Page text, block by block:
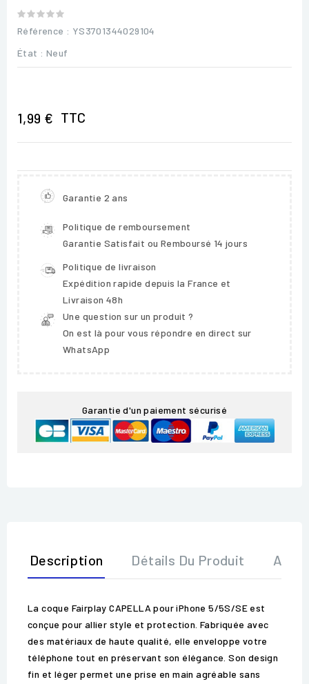
Référence : YS3701344029104
État : Neuf
1,99 € TTC
Garantie 2 ans
Politique de remboursement
Garantie Satisfait ou Remboursé 14 jours
Politique de livraison
Expédition rapide depuis la France et
Livraison 48h
Une question sur un produit ?
On est là pour vous répondre en direct sur
WhatsApp
Garantie d'un paiement sécurisé
Description Détails Du Produit Avis
La coque Fairplay CAPELLA pour iPhone 5/5S/SE est
conçue pour allier style et protection. Fabriquée avec
des matériaux de haute qualité, elle enveloppe votre
téléphone tout en préservant son élégance. Son design
fin et léger permet une prise en main agréable sans